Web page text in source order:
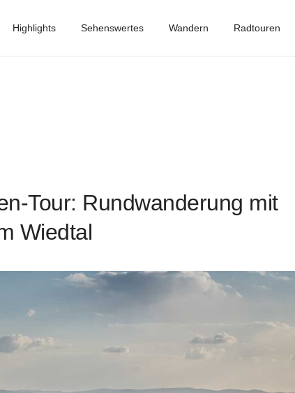
Highlights Sehenswertes Wandern Radtouren
Tour: Rundwanderung mit
Wiedtal